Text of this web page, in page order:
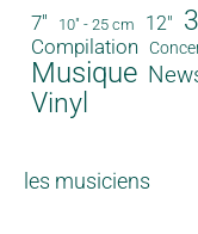
7" 10" - 25 cm 12"
Compilation
Musique
Vinyl
les musiciens